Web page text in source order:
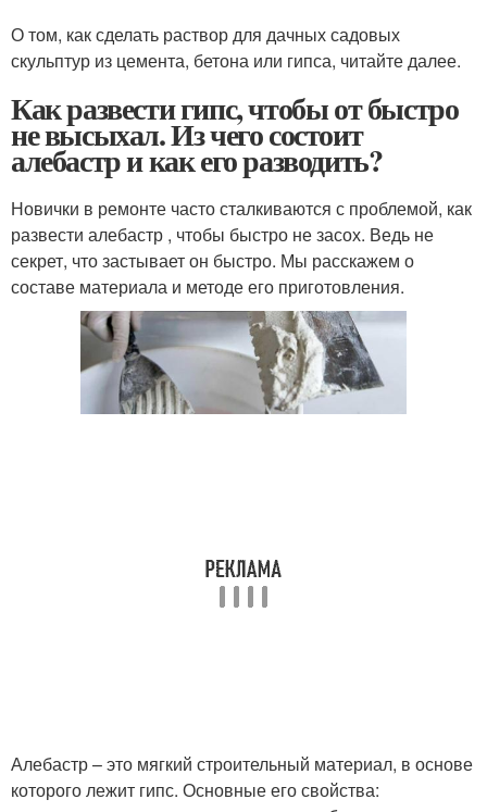
О том, как сделать раствор для дачных садовых
скульптур из цемента, бетона или гипса, читайте далее.
Как развести гипс, чтобы от быстро
не высыхал. Из чего состоит
алебастр и как его разводить?
Новички в ремонте часто сталкиваются с проблемой, как
развести алебастр , чтобы быстро не засох. Ведь не
секрет, что застывает он быстро. Мы расскажем о
составе материала и методе его приготовления.
Алебастр – это мягкий строительный материал, в основе
которого лежит гипс. Основные его свойства: